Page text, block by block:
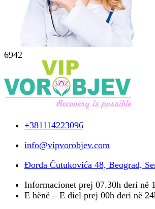
6942
+381114223096
info@vipvorobjev.com
Đorđa Čutukovića 48, Beograd,
Informacionet prej 07.30h deri në
E hënë – E diel prej 00h deri në